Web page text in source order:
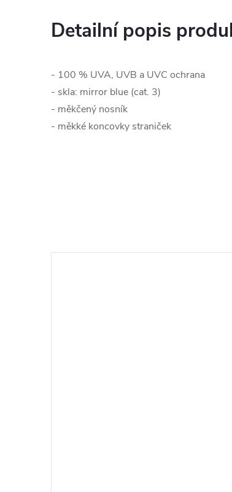
Detailní popis
- 100 % UVA, UVB a UVC ochrana
- skla: mirror blue (cat. 3)
- měkčený nosník
- měkké koncovky straniček